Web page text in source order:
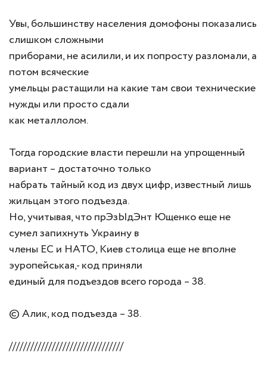
Увы, большинству населения домофоны показались
слишком сложными
приборами, не асилили, и их попросту разломали, а
потом всяческие
умельцы растащили на какие там свои технические
нужды или просто сдали
как металлолом.
Тогда городские власти перешли на упрощенный
вариант – достаточно только
набрать тайный код из двух цифр, известный лишь
жильцам этого подъезда.
Но, учитывая, что прЭзЫдЭнт Ющенко еще не
сумел запихнуть Украину в
члены ЕС и НАТО, Киев столица еще не вполне
эуропейськая,- код приняли
единый для подъездов всего города – 38.
© Алик, код подъезда – 38.
////////////////////////////////